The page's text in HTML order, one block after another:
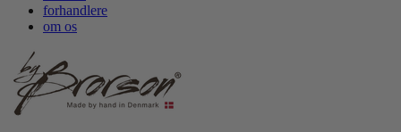
forhandlere
om os